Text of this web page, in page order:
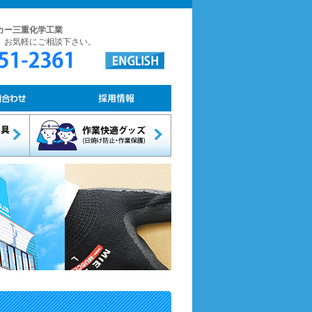
ー三重化学工業
気軽にご相談下さい。